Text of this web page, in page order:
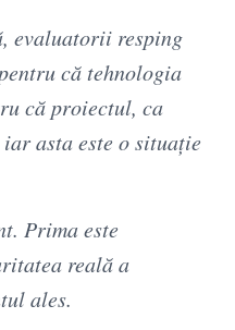
evaluatorii resping
că tehnologia
că proiectul, ca
asta este o situație
Prima este
reală a
ales.